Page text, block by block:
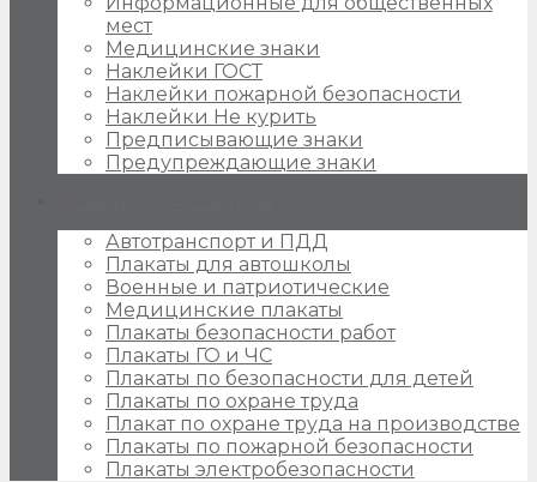
мест
Медицинские знаки
Наклейки ГОСТ
Наклейки пожарной безопасности
Наклейки Не курить
Предписывающие знаки
Предупреждающие знаки
Автотранспорт и ПДД
Плакаты для автошколы
Военные и патриотические
Медицинские плакаты
Плакаты безопасности работ
Плакаты ГО и ЧС
Плакаты по безопасности для детей
Плакаты по охране труда
Плакат по охране труда на производстве
Плакаты по пожарной безопасности
Плакаты электробезопасности